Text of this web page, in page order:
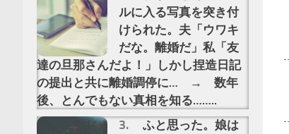
ルに入る写真を突き付
けられた。夫「ウワキ
だな。離婚だ」私「友
達の旦那さんだよ！」しかし捏造日記
の提出と共に離婚調停に… → 数年
後、とんでもない真相を知る……..
ふと思った。娘は